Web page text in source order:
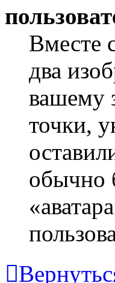
Вместе
два
вашему
точки,
обычно